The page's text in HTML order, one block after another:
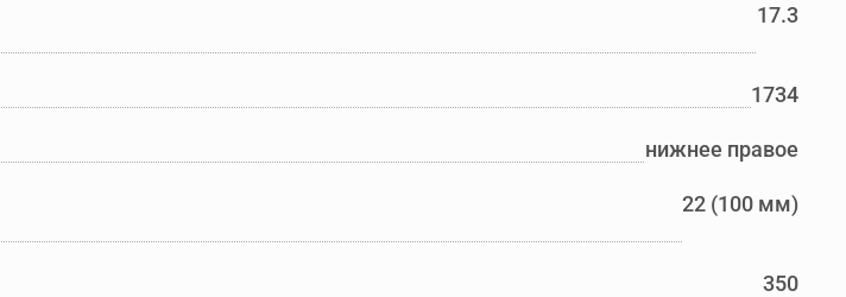
17.3
1734
нижнее правое
22 (100 мм)
350